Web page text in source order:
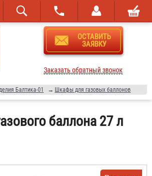
ОСТАВИТЬ
ЗАЯВКУ
Заказать обратный звонок
Балтика-01 → Шкафы для газовых баллонов
баллона 27 л